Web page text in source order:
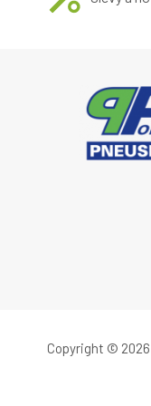
Copyright © 2026